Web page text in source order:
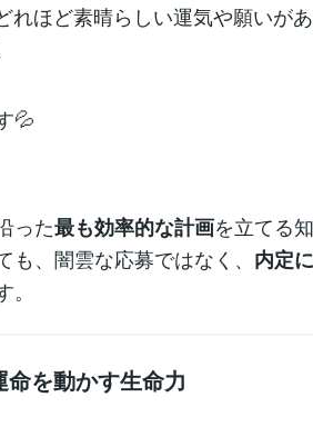
れほど素晴らしい運気や願いが
💦
った最も効率的な計画を立てる
、闇雲な応募ではなく、 内定
を動かす生命力